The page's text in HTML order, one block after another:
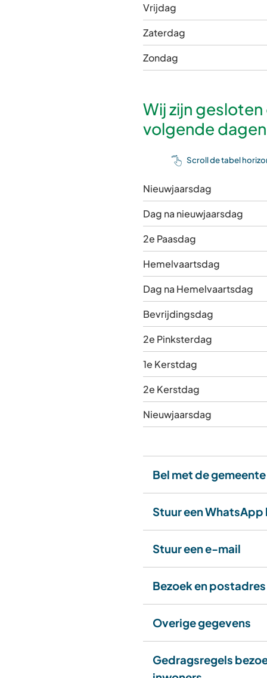
Vrijdag
Zaterdag
Zondag
Wij zijn
volgende dagen
Scroll de tabel
Nieuwjaarsdag
Dag na nieuwjaarsdag
2e Paasdag
Hemelvaartsdag
Dag na Hemelvaartsdag
Bevrijdingsdag
2e Pinksterdag
1e Kerstdag
2e Kerstdag
Nieuwjaarsdag
Bel met de gemeente
Stuur een
Stuur een e-mail
Bezoek en postadres
Overige gegevens
Gedragsregels